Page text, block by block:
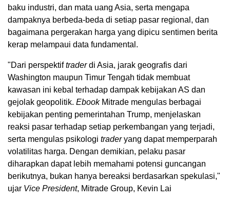
baku industri, dan mata uang Asia, serta mengapa
dampaknya berbeda-beda di setiap pasar regional, dan
bagaimana pergerakan harga yang dipicu sentimen berita
kerap melampaui data fundamental.
"Dari perspektiftraderdi Asia, jarak geografis dari
Washington maupun Timur Tengah tidak membuat
kawasan ini kebal terhadap dampak kebijakan AS dan
gejolak geopolitik. EbookMitrade mengulas berbagai
kebijakan penting pemerintahan Trump, menjelaskan
reaksi pasar terhadap setiap perkembangan yang terjadi,
serta mengulas psikologi traderyang dapat memperparah
volatilitas harga. Dengan demikian, pelaku pasar
diharapkan dapat lebih memahami potensi guncangan
berikutnya, bukan hanya bereaksi berdasarkan spekulasi,"
ujar Vice President, Mitrade Group, Kevin Lai